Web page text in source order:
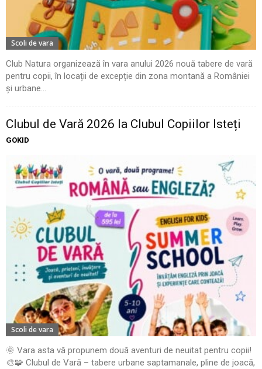
Scoli de vara
Club Natura organizează în vara anului 2026 nouă tabere de vară
pentru copii, în locații de excepție din zona montană a României
și urbane...
Clubul de Vară 2026 la Clubul Copiilor Isteți
GOKID
Scoli de vara
🌞 Vara asta vă propunem două aventuri de neuitat pentru copii!
🎨🧩 Clubul de Vară – tabere urbane saptamanale, pline de joacă,